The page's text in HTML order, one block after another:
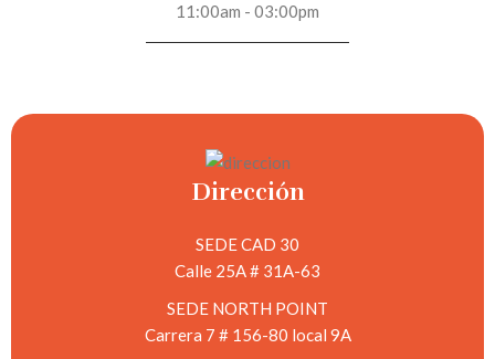
11:00am - 03:00pm
Dirección
SEDE CAD 30
Calle 25A # 31A-63
SEDE NORTH POINT
Carrera 7 # 156-80 local 9A